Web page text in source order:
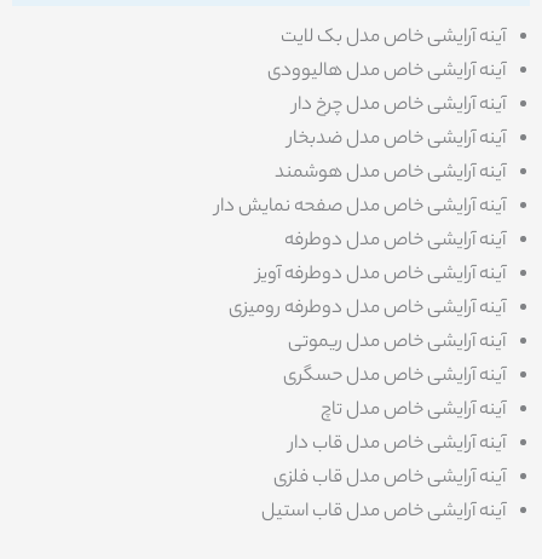
آینه آرایشی خاص مدل‌ بک لایت
آینه آرایشی خاص مدل هالیوودی
آینه آرایشی خاص مدل چرخ دار
آینه آرایشی خاص مدل ضدبخار
آینه آرایشی خاص مدل هوشمند
آینه آرایشی خاص مدل صفحه نمایش دار
آینه آرایشی خاص مدل دوطرفه
آینه آرایشی خاص مدل دوطرفه آویز
آینه آرایشی خاص مدل دوطرفه رومیزی
آینه آرایشی خاص مدل ریموتی
آینه آرایشی خاص مدل حسگری
آینه آرایشی خاص مدل تاچ
آینه آرایشی خاص مدل قاب دار
آینه آرایشی خاص مدل قاب فلزی
آینه آرایشی خاص مدل قاب استیل